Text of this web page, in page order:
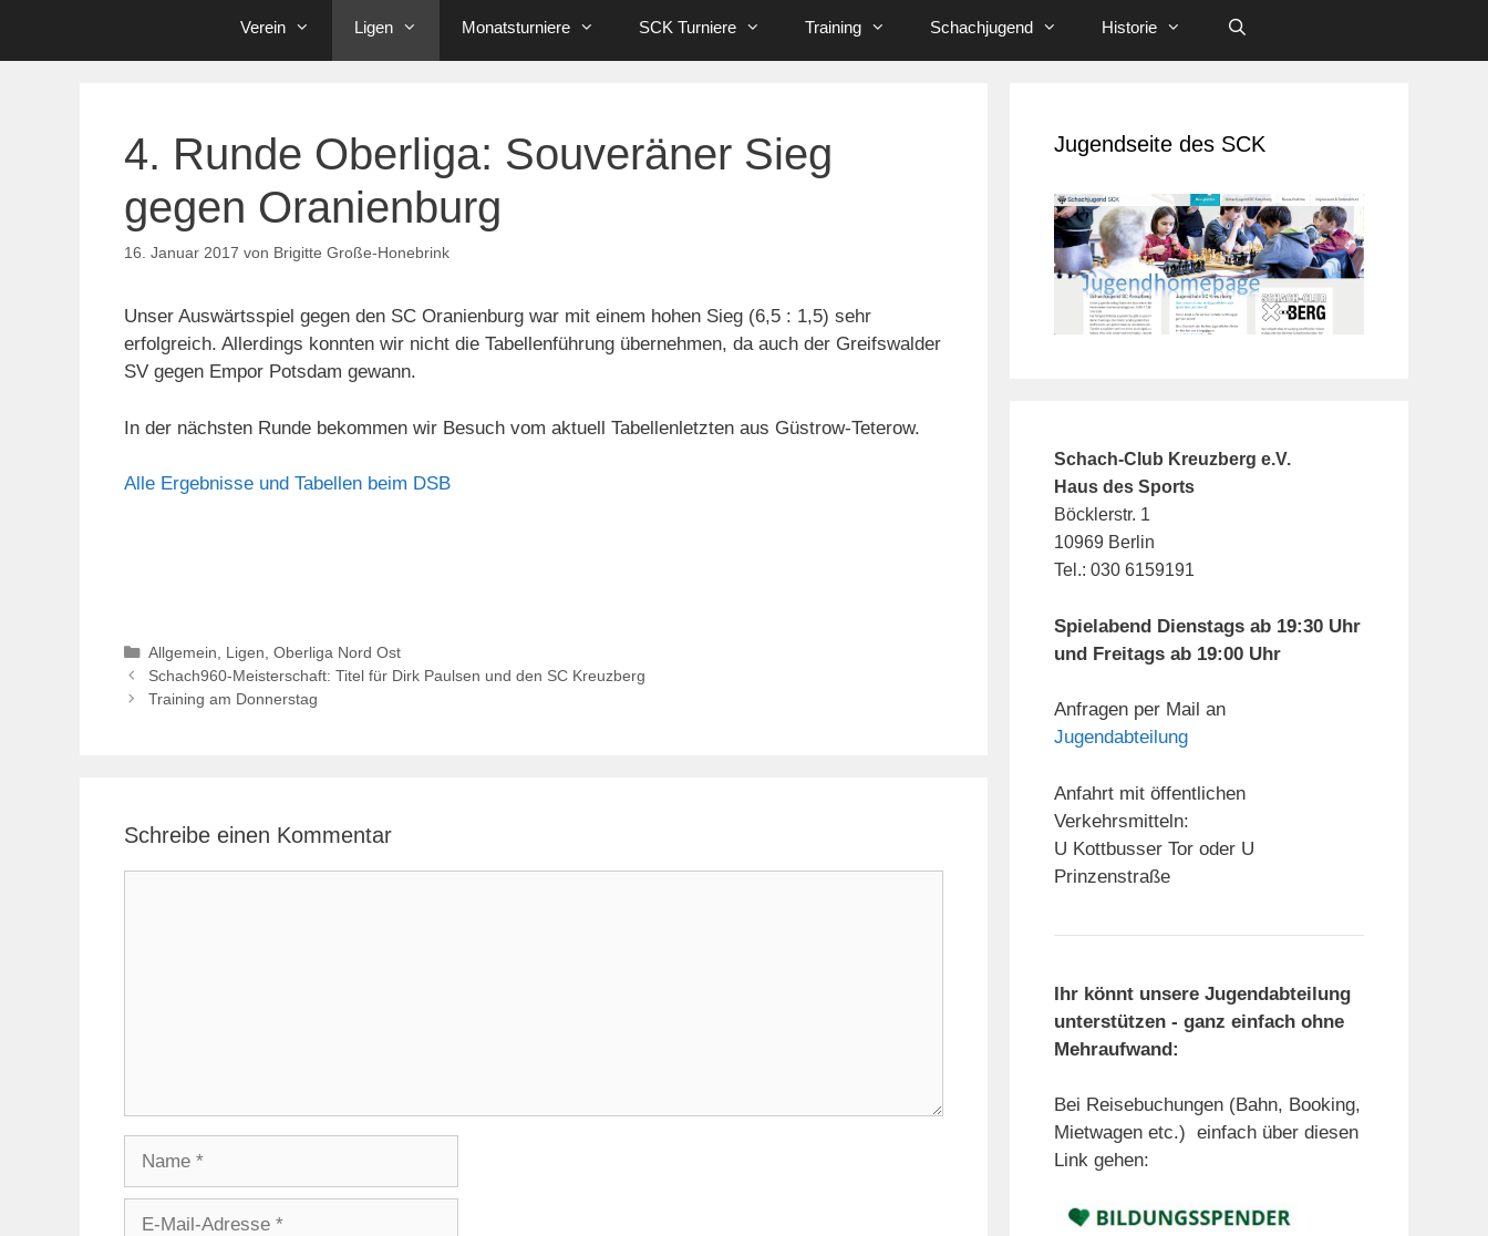
Verein Ligen Monatsturniere SCK Turniere Training Schachjugend Historie
4. Runde Oberliga: Souveräner Sieg
gegen Oranienburg
16. Januar 2017 von Brigitte Große-Honebrink
Unser Auswärtsspiel gegen den SC Oranienburg war mit einem hohen Sieg (6,5 : 1,5) sehr
erfolgreich. Allerdings konnten wir nicht die Tabellenführung übernehmen, da auch der Greifswalder
SV gegen Empor Potsdam gewann.
In der nächsten Runde bekommen wir Besuch vom aktuell Tabellenletzten aus Güstrow-Teterow.
Alle Ergebnisse und Tabellen beim DSB
Kategorien
Allgemein Ligen Oberliga Nord Ost
Schach960-Meisterschaft: Titel für Dirk Paulsen und den SC Kreuzberg
Training am Donnerstag
Schreibe einen Kommentar
Jugendseite des SCK
Schach-Club Kreuzberg e.V.
Haus des Sports
Böcklerstr. 1
10969 Berlin
Tel.: 030 6159191
Spielabend Dienstags ab 19:30 Uhr
und Freitags ab 19:00 Uhr
Anfragen per Mail an
Jugendabteilung
Anfahrt mit öffentlichen
Verkehrsmitteln:
U Kottbusser Tor oder U
Prinzenstraße
Ihr könnt unsere Jugendabteilung
unterstützen - ganz einfach ohne
Mehraufwand:
Bei Reisebuchungen (Bahn, Booking,
Mietwagen etc.) einfach über diesen
Link gehen: